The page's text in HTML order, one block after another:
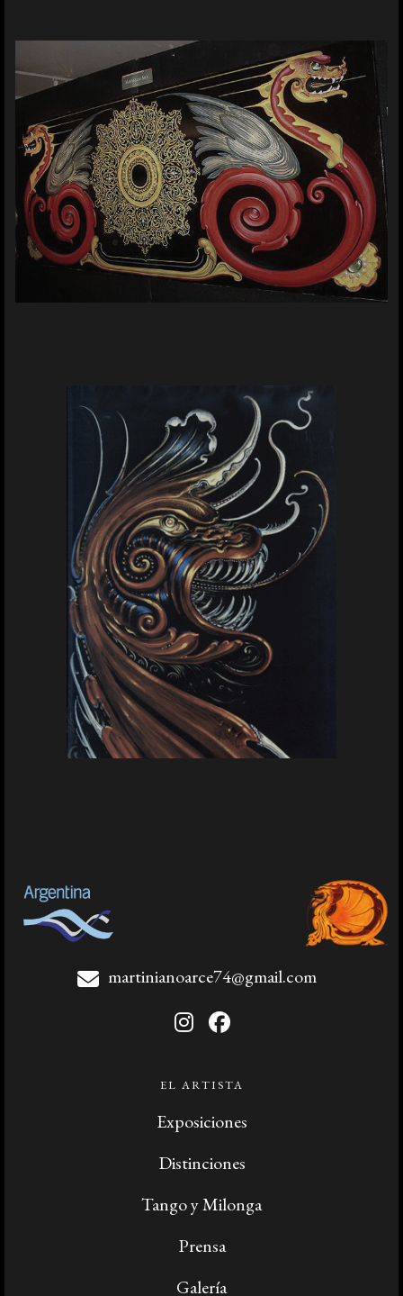
martinianoarce74@gmail.com
EL ARTISTA
Exposiciones
Distinciones
Tango y Milonga
Prensa
Galería